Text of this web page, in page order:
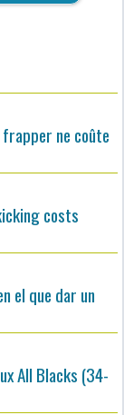
ne coûte
costs
el que dar un
All Blacks (34-